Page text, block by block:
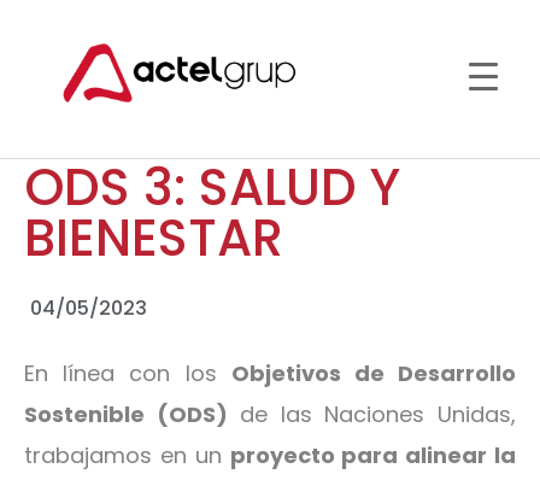
ODS 3: SALUD Y
BIENESTAR
04/05/2023
En línea con los Objetivos de Desarrollo
Sostenible (ODS) de las Naciones Unidas,
trabajamos en un proyecto para alinear la